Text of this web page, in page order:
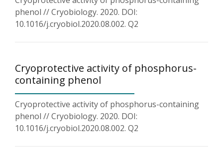
phenol // Cryobiology. 2020. DOI:
10.1016/j.cryobiol.2020.08.002. Q2
Cryoprotective activity of phosphorus-
containing phenol
Cryoprotective activity of phosphorus-containing
phenol // Cryobiology. 2020. DOI:
10.1016/j.cryobiol.2020.08.002. Q2